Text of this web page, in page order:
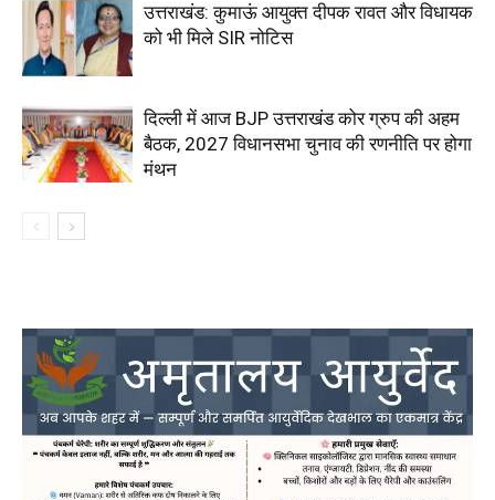
उत्तराखंड: कुमाऊं आयुक्त दीपक रावत और विधायक
को भी मिले SIR नोटिस
दिल्ली में आज BJP उत्तराखंड कोर ग्रुप की अहम
बैठक, 2027 विधानसभा चुनाव की रणनीति पर होगा
मंथन